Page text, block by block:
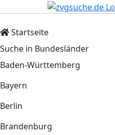
Startseite
Suche in Bundesländer
Baden-Württemberg
Bayern
Berlin
Brandenburg